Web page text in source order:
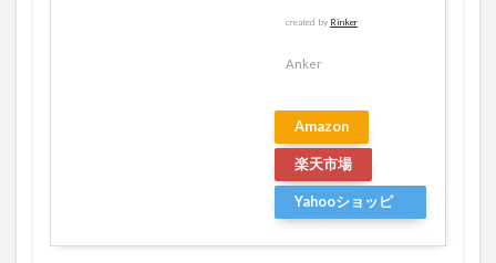
created by Rinker
Anker
Amazon
楽天市場
Yahooショッピ